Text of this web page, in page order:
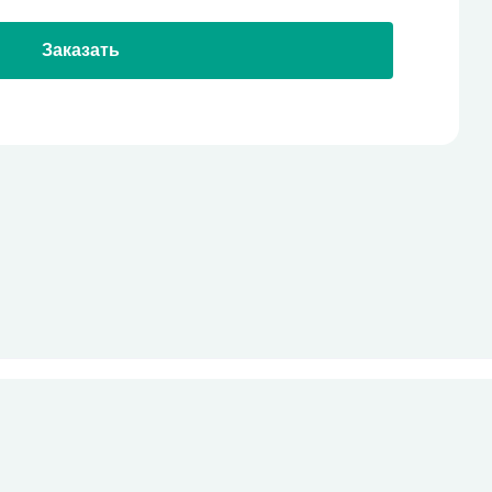
Заказать